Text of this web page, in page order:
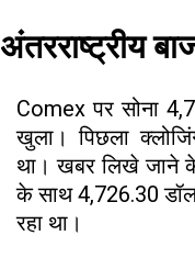
अंतरराष्ट्रीय
Comex पर सोना
खुला। पिछला
था। खबर लिखे जाने
के साथ 4,726.30
रहा था।